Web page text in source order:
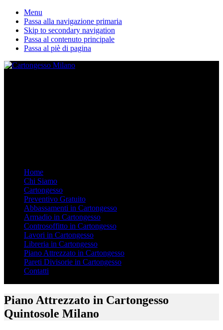
Menu
Passa alla navigazione primaria
Skip to secondary navigation
Passa al contenuto principale
Passa al piè di pagina
Home
Chi Siamo
Cartongesso
Preventivo Gratuito
Abbassamenti in Cartongesso
Armadio in Cartongesso
Controsoffitto in Cartongesso
Lavori in Cartongesso
Libreria in Cartongesso
Piano Attrezzato in Cartongesso
Pareti Divisorie in Cartongesso
Contatti
Piano Attrezzato in Cartongesso
Quintosole Milano